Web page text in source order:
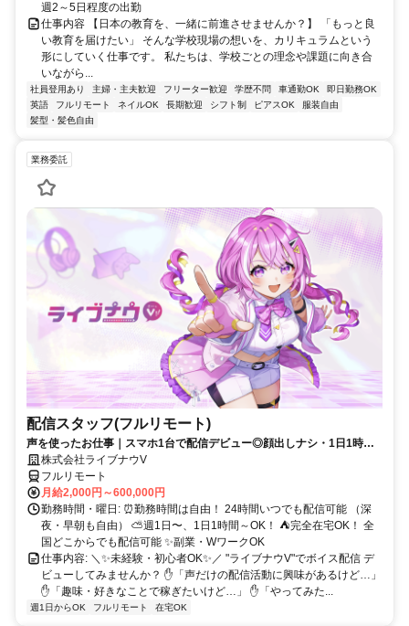
週2～5日程度の出勤
仕事内容 【日本の教育を、一緒に前進させませんか？】 「もっと良
い教育を届けたい」 そんな学校現場の想いを、カリキュラムという
形にしていく仕事です。 私たちは、学校ごとの理念や課題に向き合
いながら...
社員登用あり 主婦・主夫歓迎 フリーター歓迎 学歴不問 車通勤OK
即日勤務OK
英語
フルリモート ネイルOK 長期歓迎 シフト制 ピアスOK
服装自由
髪型・髪色自由
業務委託
配信スタッフ(フルリモート)
声を使ったお仕事｜スマホ1台で配信デビュー◎顔出しナシ・1日1時間
～OK♪
株式会社ライブナウV
フルリモート
月給2,000円～600,000円
勤務時間・曜日: ⏰勤務時間は自由！ 24時間いつでも配信可能 （深
夜・早朝も自由） ⛅週1日〜、1日1時間～OK！ ⛺完全在宅OK！ 全
国どこからでも配信可能 ✨副業・WワークOK
仕事内容: ＼✨未経験・初心者OK✨／ "ライブナウV"でボイス配信 デ
ビューしてみませんか？ ✋「声だけの配信活動に興味があるけど…」
✋「趣味・好きなことで稼ぎたいけど…」 ✋「やってみた...
週1日からOK フルリモート 在宅OK